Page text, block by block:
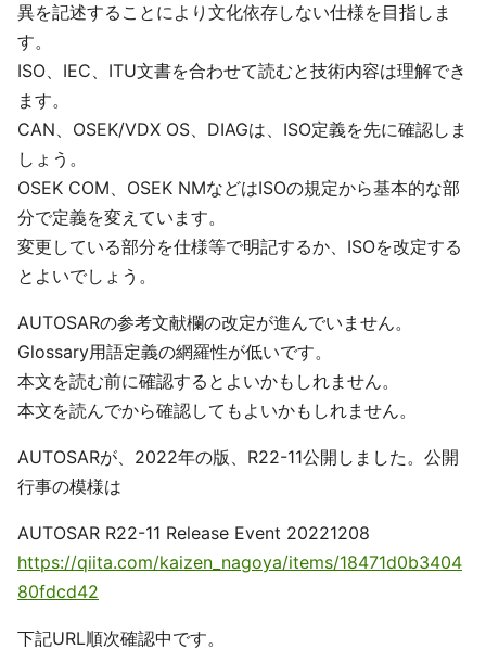
異を記述することにより文化依存しない仕様を目指しま
す。
ISO、IEC、ITU文書を合わせて読むと技術内容は理解でき
ます。
CAN、OSEK/VDX OS、DIAGは、ISO定義を先に確認しま
しょう。
OSEK COM、OSEK NMなどはISOの規定から基本的な部
分で定義を変えています。
変更している部分を仕様等で明記するか、ISOを改定する
とよいでしょう。
AUTOSARの参考文献欄の改定が進んでいません。
Glossary用語定義の網羅性が低いです。
本文を読む前に確認するとよいかもしれません。
本文を読んでから確認してもよいかもしれません。
AUTOSARが、2022年の版、R22-11公開しました。公開
行事の模様は
AUTOSAR R22-11 Release Event 20221208
https://qiita.com/kaizen_nagoya/items/18471d0b3404
80fdcd42
下記URL順次確認中です。